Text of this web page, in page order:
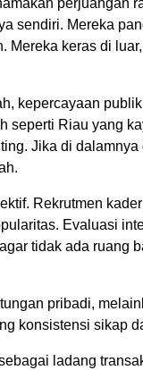
perjuangan
sendiri. Mereka
Mereka keras di
kepercayaan
seperti Riau yang
Jika di
Rekrutmen
Evaluasi
tidak ada ruang
pribadi,
konsistensi sikap
ladang